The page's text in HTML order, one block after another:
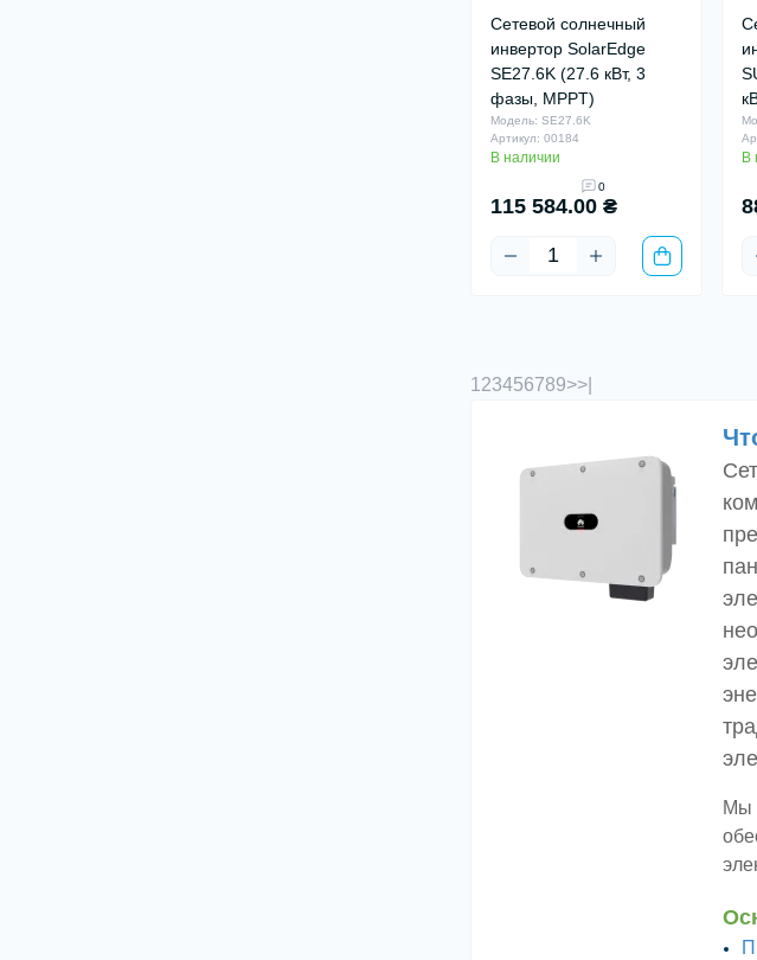
Сетевой солнечный
инвертор SolarEdge
SE27.6K (27.6 кВт, 3
фазы, MPPT)
Модель: SE27.6K
Артикул: 00184
В наличии
0
115 584.00 ₴
В
1 23456789>>|
Мы